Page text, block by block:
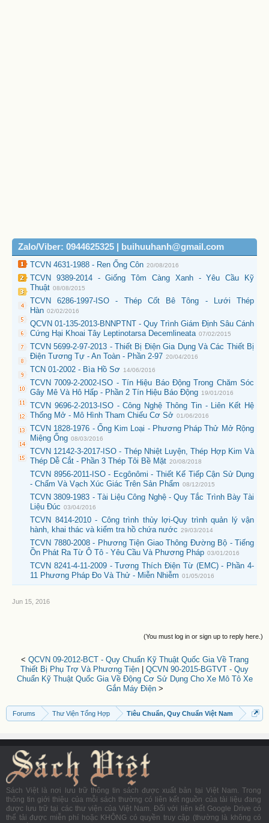
Zalo/Viber: 0944625325 | buihuuhanh@gmail.com
TCVN 4631-1988 - Ren Ống Côn 20/08/2016
TCVN 9389-2014 - Giống Tôm Càng Xanh - Yêu Cầu Kỹ
Thuật 08/08/2015
TCVN 6286-1997-ISO - Thép Cốt Bê Tông - Lưới Thép
Hàn 02/02/2016
QCVN 01-135-2013-BNNPTNT - Quy Trình Giám Định Sâu Cánh
Cứng Hại Khoai Tây Leptinotarsa Decemlineata 07/02/2015
TCVN 5699-2-97-2013 - Thiết Bị Điện Gia Dụng Và Các Thiết Bị
Điện Tương Tự - An Toàn - Phần 2-97 20/04/2016
TCN 01-2002 - Bìa Hồ Sơ 14/06/2016
TCVN 7009-2-2002-ISO - Tín Hiệu Báo Động Trong Chăm Sóc
Gây Mê Và Hô Hấp - Phần 2 Tín Hiệu Báo Động 19/01/2016
TCVN 9696-2-2013-ISO - Công Nghệ Thông Tin - Liên Kết Hệ
Thống Mở - Mô Hình Tham Chiếu Cơ Sở 01/06/2016
TCVN 1828-1976 - Ống Kim Loại - Phương Pháp Thử Mở Rộng
Miệng Ống 08/03/2016
TCVN 12142-3-2017-ISO - Thép Nhiệt Luyện, Thép Hợp Kim Và
Thép Dễ Cắt - Phần 3 Thép Tôi Bề Mặt 20/08/2018
TCVN 8956-2011-ISO - Ecgônômi - Thiết Kế Tiếp Cận Sử Dụng
- Chấm Và Vạch Xúc Giác Trên Sản Phẩm 08/12/2015
TCVN 3809-1983 - Tài Liệu Công Nghệ - Quy Tắc Trình Bày Tài
Liệu Đúc 03/04/2016
TCVN 8414-2010 - Công trình thủy lợi-Quy trình quản lý vận
hành, khai thác và kiểm tra hồ chứa nước 29/03/2014
TCVN 7880-2008 - Phương Tiện Giao Thông Đường Bộ - Tiếng
Ồn Phát Ra Từ Ô Tô - Yêu Cầu Và Phương Pháp 03/01/2016
TCVN 8241-4-11-2009 - Tương Thích Điện Từ (EMC) - Phần 4-
11 Phương Pháp Đo Và Thử - Miễn Nhiễm 01/05/2016
Jun 15, 2016
(You must log in or sign up to reply here.)
< QCVN 09-2012-BCT - Quy Chuẩn Kỹ Thuật Quốc Gia Về Trang
Thiết Bị Phụ Trợ Và Phương Tiện
QCVN 90-2015-BGTVT - Quy
Chuẩn Kỹ Thuật Quốc Gia Về Động Cơ Sử Dụng Cho Xe Mô Tô Xe
Gắn Máy Điện>
Forums Thư Viện Tổng Hợp Tiêu Chuẩn, Quy Chuẩn Việt Nam
Sách Việt là nơi lưu trữ thông tin sách được xuất bản tại Việt Nam. Trong
thông tin giới thiệu của mỗi sách thường có liên kết nguồn của tài liệu đang
được lưu trữ tại các thư viện của Việt Nam. Đối với liên kết Google Drive có
thể tải được miễn phí hoặc KHÔNG có quyền truy cập (thường là không có